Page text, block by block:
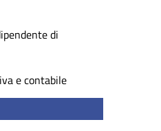
di
e contabile